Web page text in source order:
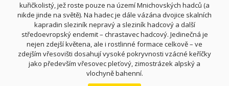
kuřičkolistý, jež roste pouze na území Mnichovských hadců (a
nikde jinde na světě). Na hadec je dále vázána dvojice skalních
kapradin sleziník nepravý a sleziník hadcový a další
středoevropský endemit – chrastavec hadcový. Jedinečná je
nejen zdejší květena, ale i rostlinné formace celkově – ve
zdejším vřesovišti dosahují vysoké pokryvnosti vzácné keříčky
jako především vřesovec pleťový, zimostrázek alpský a
vlochyně bahenní.